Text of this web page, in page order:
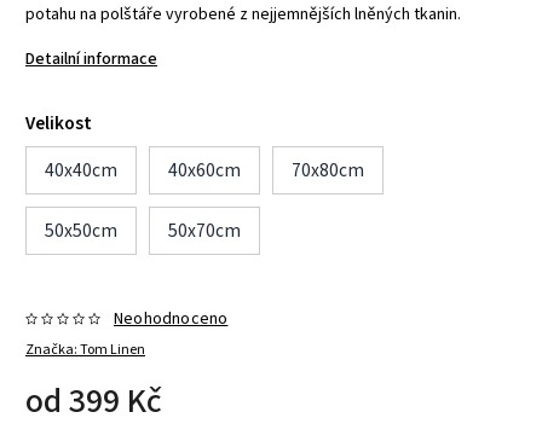
potahu na polštáře vyrobené z nejjemnějších lněných tkanin.
Detailní informace
Velikost
40x40cm
40x60cm 70x80cm
50x50cm 50x70cm
Značka:Tom Linen
Neohodnoceno
od 399 Kč